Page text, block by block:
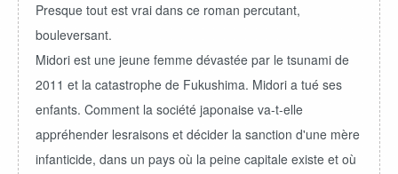
Presque tout est vrai dans ce roman percutant,
bouleversant.
Midori est une jeune femme dévastée par le tsunami de
2011 et la catastrophe de Fukushima. Midori a tué ses
enfants. Comment la société japonaise va-t-elle
appréhender lesraisons et décider la sanction d'une mère
infanticide, dans un pays où la peine capitale existe et où